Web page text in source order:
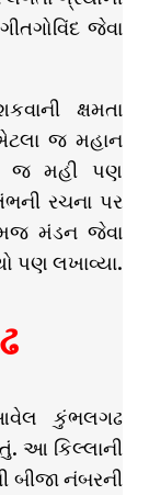
જેવા
ક્ષમતા
જ મહાન
જ મહી પણ
રચના પર
મંડન જેવા
પણ લખાવ્યા.
કુંભલગઢ
આ કિલ્લાની
બીજા નંબરની